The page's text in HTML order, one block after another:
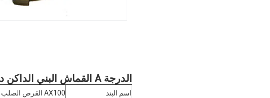
الدرجة A القماش البني الداكن دراجة نارية مشبك القرص ISO9001 مدرجة
اسم البند AX100 القرص الصلب من المطاط